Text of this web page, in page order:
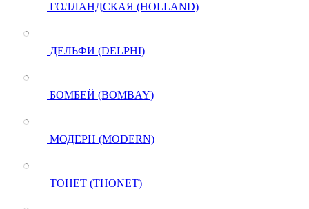
ГОЛЛАНДСКАЯ (HOLLAND)
ДЕЛЬФИ (DELPHI)
БОМБЕЙ (BOMBAY)
МОДЕРН (MODERN)
ТОНЕТ (THONET)